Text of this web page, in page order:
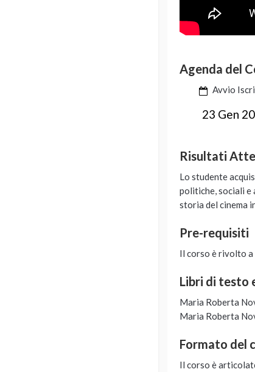
Agenda del
Avvio
23 Gen
Risultati
Lo studente
politiche, sociali
storia del cinema
Pre-requisiti
Il corso è rivolto
Libri di testo
Maria Roberta
Maria Roberta
Formato del
Il corso è